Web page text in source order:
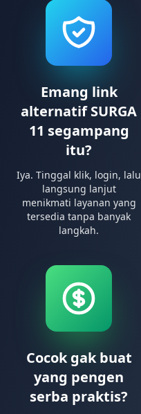
Emang link
alternatif SURGA
11 segampang
itu?
Iya. Tinggal klik, login, lalu
langsung lanjut
menikmati layanan yang
tersedia tanpa banyak
langkah.
Cocok gak buat
yang pengen
serba praktis?